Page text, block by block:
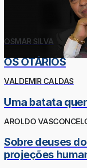
OSMAR SILVA
OS OTÁRIOS
VALDEMIR CALDAS
Uma batata
AROLDO
Sobre deuses
projeções